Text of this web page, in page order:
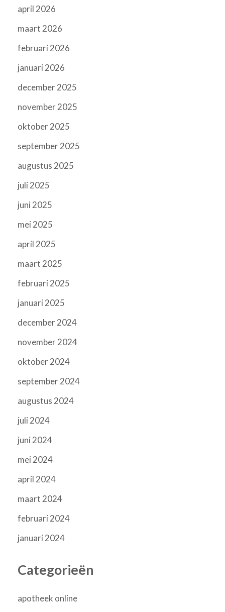
april 2026
maart 2026
februari 2026
januari 2026
december 2025
november 2025
oktober 2025
september 2025
augustus 2025
juli 2025
juni 2025
mei 2025
april 2025
maart 2025
februari 2025
januari 2025
december 2024
november 2024
oktober 2024
september 2024
augustus 2024
juli 2024
juni 2024
mei 2024
april 2024
maart 2024
februari 2024
januari 2024
Categorieën
apotheek online